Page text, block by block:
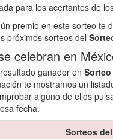
para los acertantes de
premio en este sorteo te
próximos sorteos del
celebran en
ganador en Sorteo
te mostramos un
alguno de ellos
fecha.
Sorteos